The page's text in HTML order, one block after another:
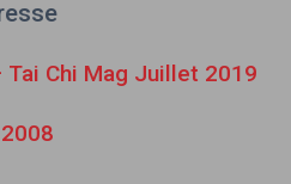
Tai Chi Mag Juillet 2019